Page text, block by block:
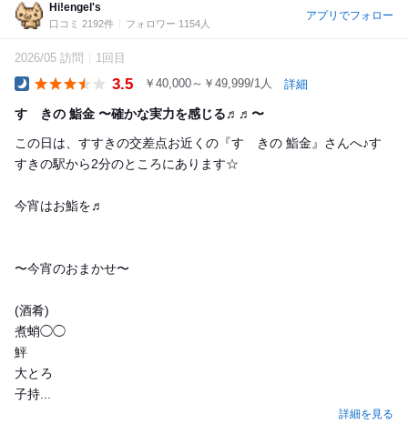
Hi!engel's
口コミ 2192件 フォロワー 1154人
アプリでフォロー
2026/05 訪問 1回目
3.5 ￥40,000～￥49,999/1人 詳細
すゝきの 鮨金 〜確かな実力を感じる♬♬〜
この日は、すすきの交差点お近くの『すゝきの 鮨金』さんへ♪す
すきの駅から2分のところにあります☆
今宵はお鮨を♬
〜今宵のおまかせ〜
(酒肴)
煮蛸◯◯
鮃
大とろ
子持...
詳細を見る